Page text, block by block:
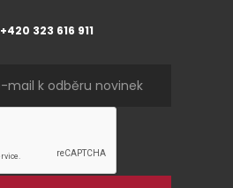
+420 323 616 911